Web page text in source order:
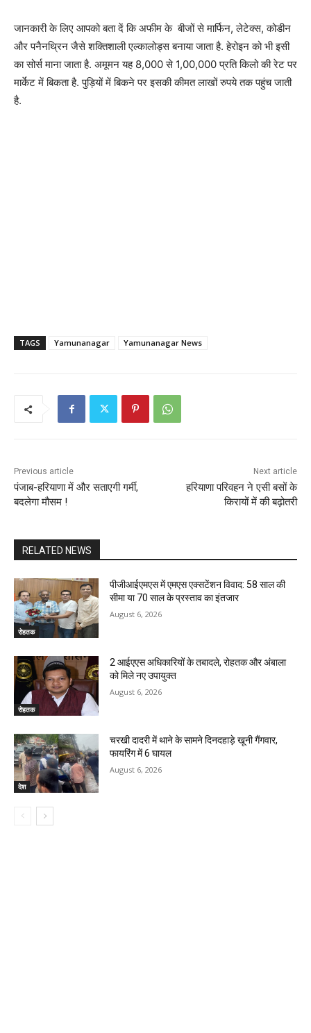
जानकारी के लिए आपको बता दें कि अफीम के बीजों से मार्फिन, लेटेक्स, कोडीन
और पनैनथ्रिन जैसे शक्तिशाली एल्कालोड्स बनाया जाता है. हेरोइन को भी इसी
का सोर्स माना जाता है. अमूमन यह 8,000 से 1,00,000 प्रति किलो की रेट पर
मार्केट में बिकता है. पुड़ियों में बिकने पर इसकी कीमत लाखों रुपये तक पहुंच जाती
है.
TAGS Yamunanagar Yamunanagar News
Previous article
पंजाब-हरियाणा में और सताएगी गर्मी,
बदलेगा मौसम !
Next article
हरियाणा परिवहन ने एसी बसों के
किरायों में की बढ़ोतरी
RELATED NEWS
रोहतक
पीजीआईएमएस में एमएस एक्सटेंशन विवाद: 58 साल की
सीमा या 70 साल के प्रस्ताव का इंतजार
August 6, 2026
रोहतक
2 आईएएस अधिकारियों के तबादले, रोहतक और अंबाला
को मिले नए उपायुक्त
August 6, 2026
देश
चरखी दादरी में थाने के सामने दिनदहाड़े खूनी गैंगवार,
फायरिंग में 6 घायल
August 6, 2026